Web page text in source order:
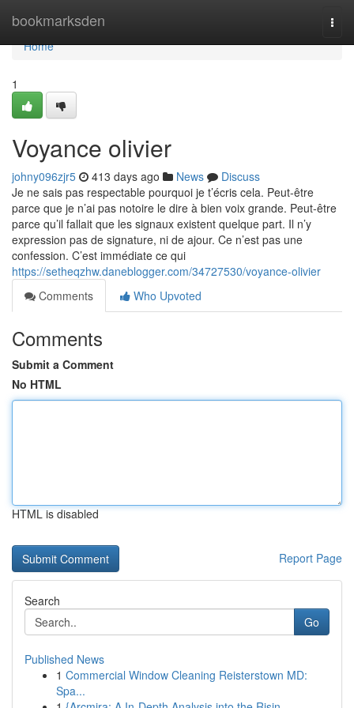
bookmarksden
Home
Home
1
Voyance olivier
johny096zjr5 413 days ago News
Discuss
Je ne sais pas respectable pourquoi je t’écris cela. Peut-être
parce que je n’ai pas notoire le dire à bien voix grande. Peut-être
parce qu’il fallait que les signaux existent quelque part. Il n’y
expression pas de signature, ni de ajour. Ce n’est pas une
confession. C’est immédiate ce qui
https://setheqzhw.daneblogger.com/34727530/voyance-olivier
Comments
Who Upvoted
Comments
Submit a Comment
No HTML
HTML is disabled
Report Page
Search
Go
Published News
1 Commercial Window Cleaning Reisterstown MD:
Spa...